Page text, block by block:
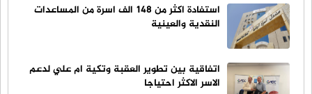
استفادة اكثر من 148 الف اسرة من المساعدات
النقدية والعينية
اتفاقية بين تطوير العقبة وتكية ام علي لدعم
الاسر الاكثر احتياجا